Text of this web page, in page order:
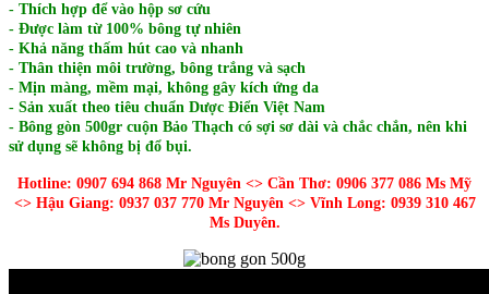
- Thích hợp để vào hộp sơ cứu
- Được làm từ 100% bông tự nhiên
- Khả năng thấm hút cao và nhanh
- Thân thiện môi trường, bông trắng và sạch
- Mịn màng, mềm mại, không gây kích ứng da
- Sản xuất theo tiêu chuẩn Dược Điển Việt Nam
- Bông gòn 500gr cuộn Bảo Thạch có sợi sơ dài và chắc chắn, nên khi
sử dụng sẽ không bị đổ bụi.
Hotline: 0907 694 868 Mr Nguyên <> Cần Thơ: 0906 377 086 Ms Mỹ
<> Hậu Giang: 0937 037 770 Mr Nguyên <> Vĩnh Long: 0939 310 467
Ms Duyên.